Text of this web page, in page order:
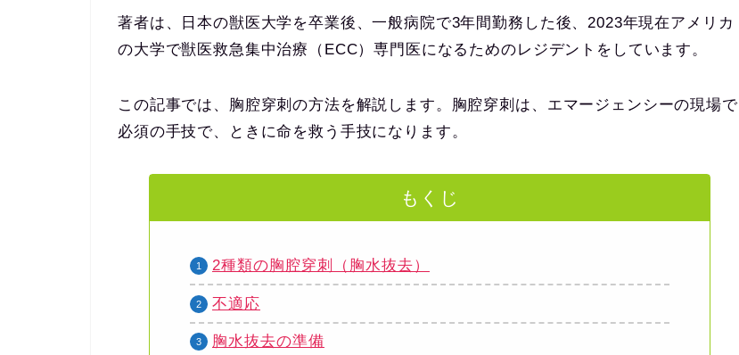
著者は、日本の獣医大学を卒業後、一般病院で3年間勤務した後、2023年現在アメリカ
の大学で獣医救急集中治療（ECC）専門医になるためのレジデントをしています。
この記事では、胸腔穿刺の方法を解説します。胸腔穿刺は、エマージェンシーの現場で
必須の手技で、ときに命を救う手技になります。
もくじ
2種類の胸腔穿刺（胸水抜去）
不適応
胸水抜去の準備